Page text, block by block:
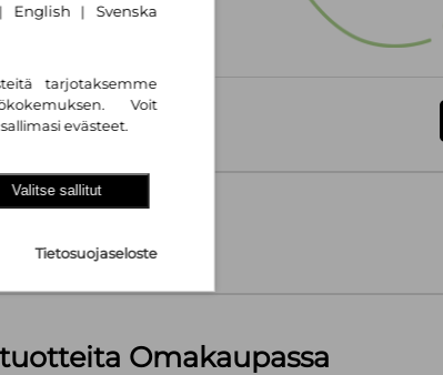
Omakaupassa
| English | Svenska
tarjotaksemme
Voit
evästeet.
Valitse sallitut
Tietosuojaseloste